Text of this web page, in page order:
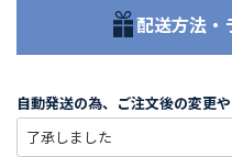
配送方法・
自動発送の為、ご注文後の変更